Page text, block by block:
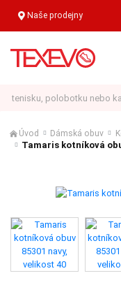
Naše prodejny
Úvod Dámská obuv
Tamaris kotníková